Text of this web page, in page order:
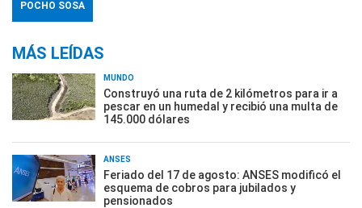
POCHO SOSA
MÁS LEÍDAS
MUNDO
Construyó una ruta de 2 kilómetros para ir a
pescar en un humedal y recibió una multa de
145.000 dólares
ANSES
Feriado del 17 de agosto: ANSES modificó el
esquema de cobros para jubilados y
pensionados